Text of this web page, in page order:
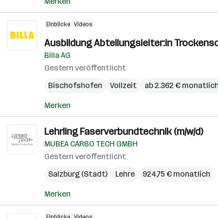
Einblicke Videos
Ausbildung Abteilungsleiter:in
Billa AG
Gestern veröffentlicht
Bischofshofen
Vollzeit ab 2.362 € monatlich
Merken
Lehrling Faserverbundtechnik (m/w/d)
MUBEA CARBO TECH GMBH
Gestern veröffentlicht
Salzburg (Stadt)
Lehre 924,75 € monatlich
Merken